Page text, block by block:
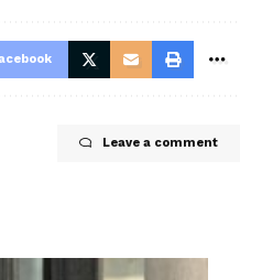
Leave a comment